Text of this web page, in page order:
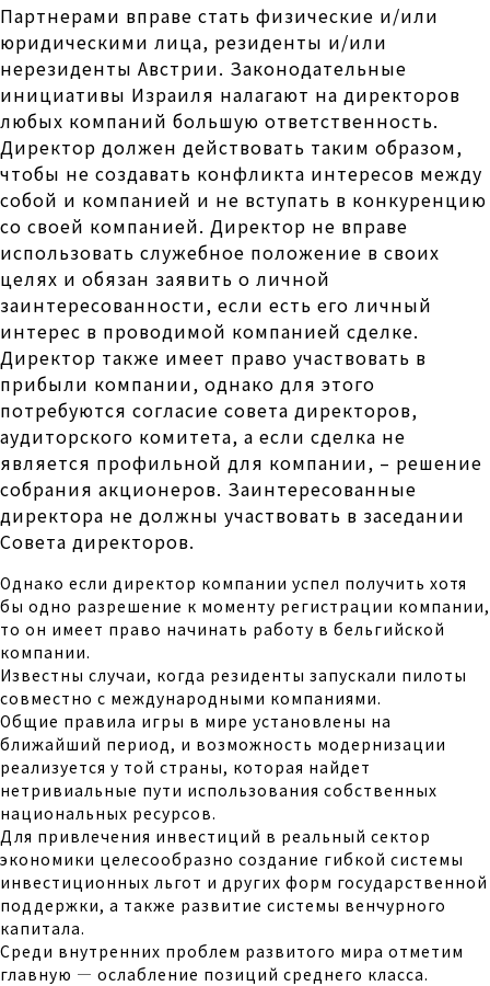
Партнерами вправе стать физические и/или
юридическими лица, резиденты и/или
нерезиденты Австрии. Законодательные
инициативы Израиля налагают на директоров
любых компаний большую ответственность.
Директор должен действовать таким образом,
чтобы не создавать конфликта интересов между
собой и компанией и не вступать в конкуренцию
со своей компанией. Директор не вправе
использовать служебное положение в своих
целях и обязан заявить о личной
заинтересованности, если есть его личный
интерес в проводимой компанией сделке.
Директор также имеет право участвовать в
прибыли компании, однако для этого
потребуются согласие совета директоров,
аудиторского комитета, а если сделка не
является профильной для компании, – решение
собрания акционеров. Заинтересованные
директора не должны участвовать в заседании
Совета директоров.
Однако если директор компании успел получить хотя
бы одно разрешение к моменту регистрации компании,
то он имеет право начинать работу в бельгийской
компании.
Известны случаи, когда резиденты запускали пилоты
совместно с международными компаниями.
Общие правила игры в мире установлены на
ближайший период, и возможность модернизации
реализуется у той страны, которая найдет
нетривиальные пути использования собственных
национальных ресурсов.
Для привлечения инвестиций в реальный сектор
экономики целесообразно создание гибкой системы
инвестиционных льгот и других форм государственной
поддержки, а также развитие системы венчурного
капитала.
Среди внутренних проблем развитого мира отметим
главную — ослабление позиций среднего класса.